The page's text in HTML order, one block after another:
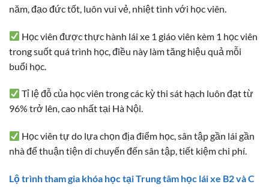
năm, đạo đức tốt, luôn vui vẻ, nhiệt tình với học viên.
Học viên được thực hành lái xe 1 giáo viên kèm 1 học viên
trong suốt quá trình học, điều này làm tăng hiệu quả mỗi
buổi học.
Tỉ lệ đỗ của học viên trong các kỳ thi sát hạch luôn đạt từ
96% trở lên, cao nhất tại Hà Nội.
Học viên tự do lựa chọn địa điểm học, sân tập gần lái gần
nhà để thuận tiện di chuyển đến sân tập, tiết kiệm chi phí.
Lộ trình tham gia khóa học tại Trung tâm học lái xe B2 và C